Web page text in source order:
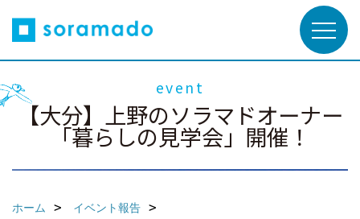
event
【大分】上野のソラマドオーナー
「暮らしの見学会」開催！
ホーム
イベント報告